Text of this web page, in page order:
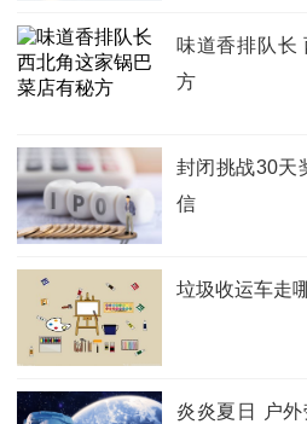
味道香排队长
方
封闭挑战30天
信
垃圾收运车走
炎炎夏日 户